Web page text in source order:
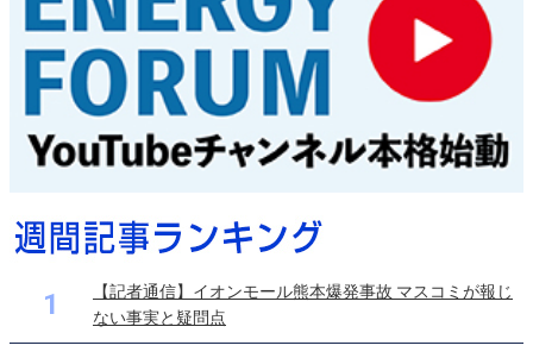
1
【記者通信】イオンモール熊本爆発事故 マスコミが報じ
ない事実と疑問点